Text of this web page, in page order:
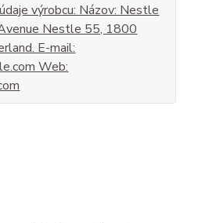
výrobcu: Názov: Nestle
Nestle 55, 1800
E-mail:
Web: